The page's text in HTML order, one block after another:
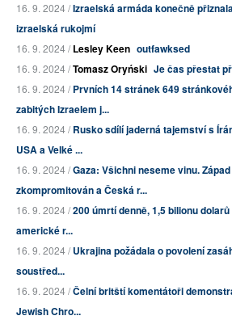
16. 9. 2024 /Izraelská armáda konečně
izraelská rukojmí
16. 9. 2024 /Lesley Keen outfawksed
16. 9. 2024 /Tomasz Oryński Je čas přestat
16. 9. 2024 /Prvních 14 stránek 649
zabitých Izraelem j...
16. 9. 2024 /Rusko sdílí jaderná tajemství s
USA a Velké ...
16. 9. 2024 /Gaza: Všichni neseme vinu.
zkompromitován a Česká r...
16. 9. 2024 /200 úmrtí denně, 1,5 bilionu
americké r...
16. 9. 2024 /Ukrajina požádala o povolení
soustřed...
16. 9. 2024 /Čelní britští komentátoři
Jewish Chro...